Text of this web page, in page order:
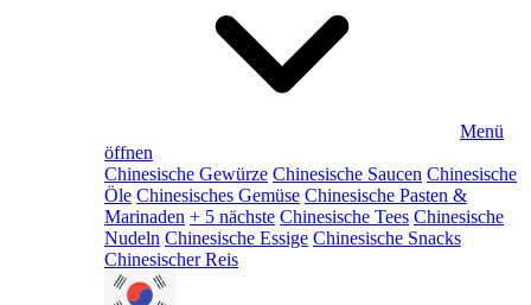
Menü
öffnen
Chinesische Gewürze Chinesische Saucen Chinesische
Öle Chinesisches Gemüse Chinesische Pasten &
Marinaden + 5 nächste Chinesische Tees Chinesische
Nudeln Chinesische Essige Chinesische Snacks
Chinesischer Reis